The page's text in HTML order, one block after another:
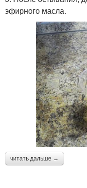
эфирного масла.
читать дальше →